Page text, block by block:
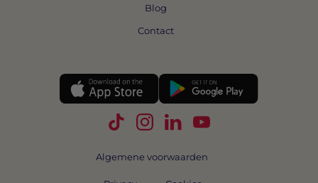
Blog
Contact
Volg Swipe4Work op TikTok
Volg Swipe4Work op
Volg Swipe4Work op
Volg Swipe4Work
Algemene voorwaarden